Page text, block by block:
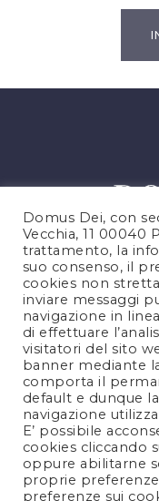
Domus Dei, con
Vecchia, 11 00040
trattamento, la
suo consenso, il
cookies non
inviare messaggi
navigazione in
di effettuare
visitatori del sito
banner mediante
comporta il
default e dunque
navigazione
E’ possibile
cookies cliccando
oppure abilitarne
proprie
preferenze sui